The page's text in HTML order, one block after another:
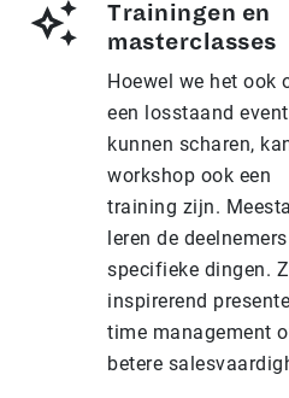
Trainingen en
masterclasses
Hoewel we het ook
een losstaand event
kunnen scharen,
workshop ook een
training zijn.
leren de deelnemers
specifieke dingen.
inspirerend
time management
betere